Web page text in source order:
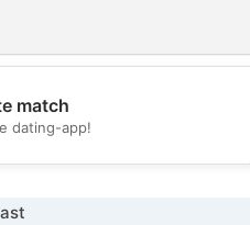
match
dating-app!